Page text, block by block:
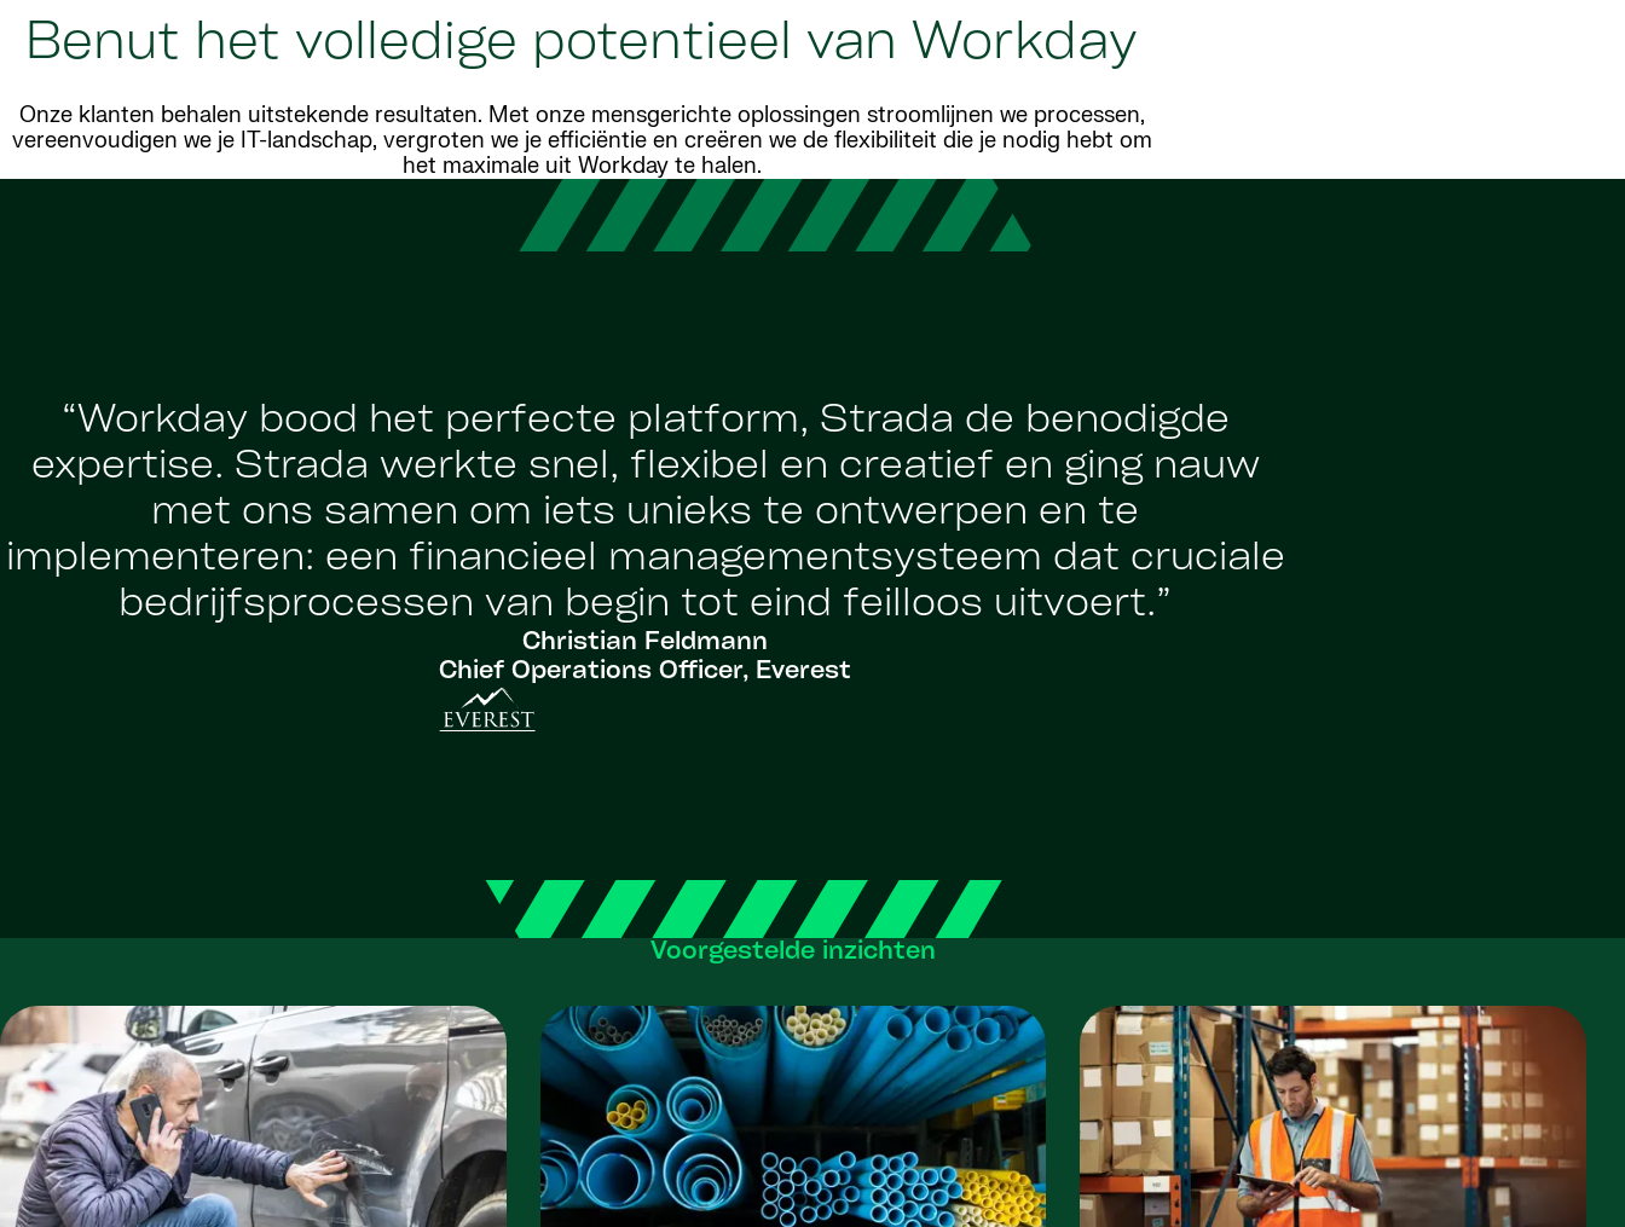
Benut het volledige potentieel van Workday
Onze klanten behalen uitstekende resultaten. Met onze mensgerichte oplossingen stroomlijnen we processen,
vereenvoudigen we je IT-landschap, vergroten we je efficiëntie en creëren we de flexibiliteit die je nodig hebt om
het maximale uit Workday te halen.
“Workday bood het perfecte platform, Strada de benodigde
expertise. Strada werkte snel, flexibel en creatief en ging nauw
met ons samen om iets unieks te ontwerpen en te
implementeren: een financieel managementsysteem dat cruciale
bedrijfsprocessen van begin tot eind feilloos uitvoert.”
Christian Feldmann
Chief Operations Officer, Everest
Voorgestelde inzichten